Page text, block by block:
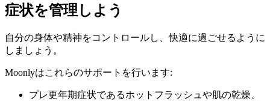
症状を管理しよう
自分の身体や精神をコントロールし、快適に過ごせるように
しましょう。
Moonlyはこれらのサポートを行います:
プレ更年期症状であるホットフラッシュや肌の乾燥、